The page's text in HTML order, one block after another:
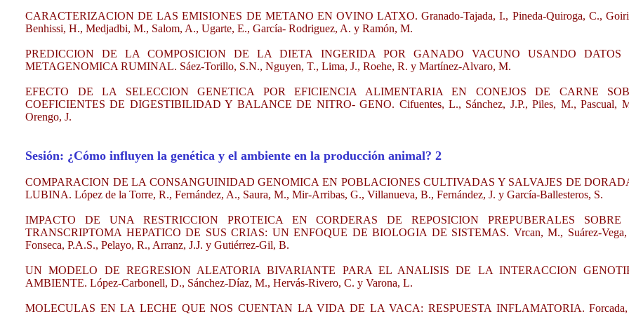
CARACTERIZACION DE LAS EMISIONES DE METANO EN OVINO LATXO. Granado-Tajada, I., Pineda-Quiroga, C.,
Benhissi, H., Medjadbi, M., Salom, A., Ugarte, E., García- Rodriguez, A. y Ramón, M.
PREDICCION DE LA COMPOSICION DE LA DIETA INGERIDA POR GANADO VACUNO USANDO DATOS
METAGENOMICA RUMINAL. Sáez-Torillo, S.N., Nguyen, T., Lima, J., Roehe, R. y Martínez-Alvaro, M.
EFECTO DE LA SELECCION GENETICA POR EFICIENCIA ALIMENTARIA EN CONEJOS DE CARNE
COEFICIENTES DE DIGESTIBILIDAD Y BALANCE DE NITRO- GENO. Cifuentes, L., Sánchez, J.P., Piles, M., Pascual,
Orengo, J.
Sesión: ¿Cómo influyen la genética y el ambiente en la producción animal? 2
COMPARACION DE LA CONSANGUINIDAD GENOMICA EN POBLACIONES CULTIVADAS Y SALVAJES DE
LUBINA. López de la Torre, R., Fernández, A., Saura, M., Mir-Arribas, G., Villanueva, B., Fernández, J. y García-Ballesteros, S.
IMPACTO DE UNA RESTRICCION PROTEICA EN CORDERAS DE REPOSICION PREPUBERALES SOBRE
TRANSCRIPTOMA HEPATICO DE SUS CRIAS: UN ENFOQUE DE BIOLOGIA DE SISTEMAS. Vrcan, M., Suárez-
Fonseca, P.A.S., Pelayo, R., Arranz, J.J. y Gutiérrez-Gil, B.
UN MODELO DE REGRESION ALEATORIA BIVARIANTE PARA EL ANALISIS DE LA INTERACCION
AMBIENTE. López-Carbonell, D., Sánchez-Díaz, M., Hervás-Rivero, C. y Varona, L.
MOLECULAS EN LA LECHE QUE NOS CUENTAN LA VIDA DE LA VACA: RESPUESTA INFLAMATORIA. Forcada,